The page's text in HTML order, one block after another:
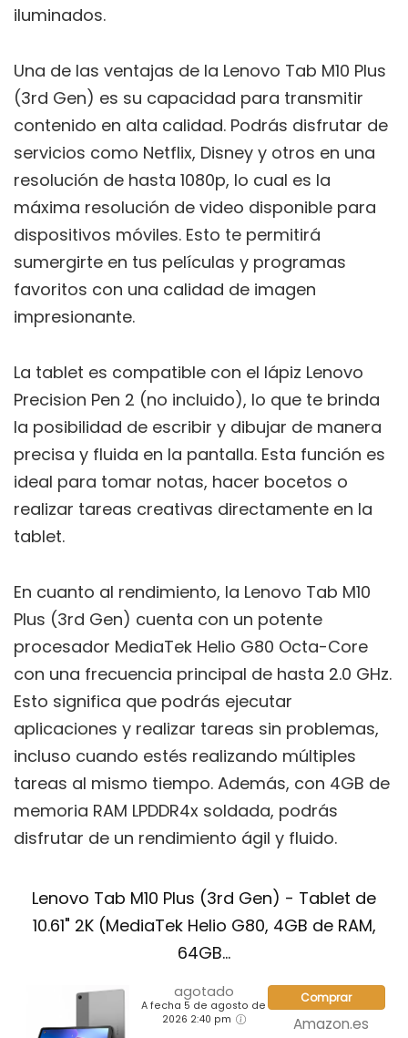
iluminados.
Una de las ventajas de la Lenovo Tab M10 Plus
(3rd Gen) es su capacidad para transmitir
contenido en alta calidad. Podrás disfrutar de
servicios como Netflix, Disney y otros en una
resolución de hasta 1080p, lo cual es la
máxima resolución de video disponible para
dispositivos móviles. Esto te permitirá
sumergirte en tus películas y programas
favoritos con una calidad de imagen
impresionante.
La tablet es compatible con el lápiz Lenovo
Precision Pen 2 (no incluido), lo que te brinda
la posibilidad de escribir y dibujar de manera
precisa y fluida en la pantalla. Esta función es
ideal para tomar notas, hacer bocetos o
realizar tareas creativas directamente en la
tablet.
En cuanto al rendimiento, la Lenovo Tab M10
Plus (3rd Gen) cuenta con un potente
procesador MediaTek Helio G80 Octa-Core
con una frecuencia principal de hasta 2.0 GHz.
Esto significa que podrás ejecutar
aplicaciones y realizar tareas sin problemas,
incluso cuando estés realizando múltiples
tareas al mismo tiempo. Además, con 4GB de
memoria RAM LPDDR4x soldada, podrás
disfrutar de un rendimiento ágil y fluido.
Lenovo Tab M10 Plus (3rd Gen) - Tablet de
10.61" 2K (MediaTek Helio G80, 4GB de RAM,
64GB...
agotado
A fecha 5 de agosto de
2026 2:40 pm
Comprar
Amazon.es